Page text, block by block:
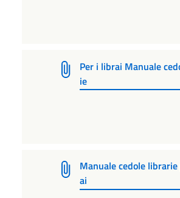
Per i librai Manuale
ie
Manuale cedole
ai